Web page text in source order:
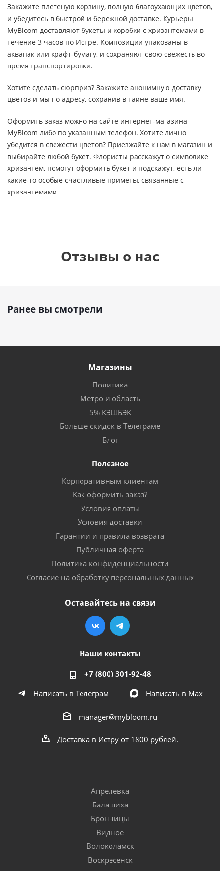
Закажите плетеную корзину, полную благоухающих цветов,
и убедитесь в быстрой и бережной доставке. Курьеры
MyBloom доставляют букеты и коробки с хризантемами в
течение 3 часов по Истре. Композиции упакованы в
аквапак или крафт-бумагу, и сохраняют свою свежесть во
время транспортировки.
Хотите сделать сюрприз? Закажите анонимную доставку
цветов и мы по адресу, сохранив в тайне ваше имя.
Оформить заказ можно на сайте интернет-магазина
MyBloom либо по указанным телефон. Хотите лично
убедится в свежести цветов? Приезжайте к нам в магазин и
выбирайте любой букет. Флористы расскажут о символике
хризантем, помогут оформить букет и подскажут, есть ли
какие-то особые счастливые приметы, связанные с
хризантемами.
Отзывы о нас
Ранее вы смотрели
Магазины
Политика
Метро и область
5% КЭШБЭК
Больше скидок в Телеграме
Блог
Полезное
Корпоративным клиентам
Как оформить заказ?
Условия оплаты
Условия доставки
Гарантии и правила возврата
Публичная оферта
Политика конфиденциальности
Согласие на обработку персональных данных
Оставайтесь на связи
Наши контакты
+7 (800) 301-92-48
Написать в Телеграм
Написать в Мах
manager@mybloom.ru
Доставка в Истру от 1800 рублей.
Апрелевка
Балашиха
Бронницы
Видное
Волоколамск
Воскресенск